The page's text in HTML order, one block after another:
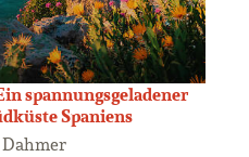
spannungsgeladener
Spaniens